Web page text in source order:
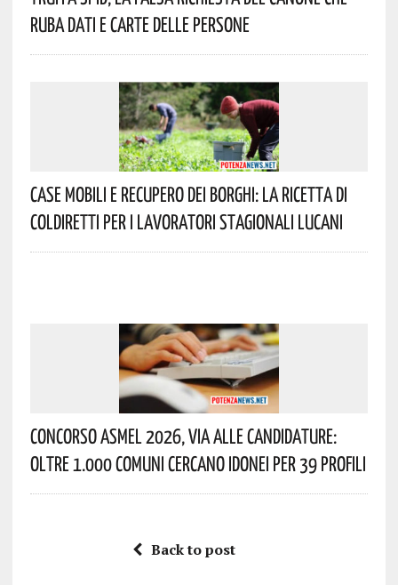
Ruba Dati E Carte Delle Persone
Case Mobili E Recupero Dei Borghi: La Ricetta Di
Coldiretti Per I Lavoratori Stagionali Lucani
Concorso Asmel 2026, Via Alle Candidature:
Oltre 1.000 Comuni Cercano Idonei Per 39 Profili
Back to post